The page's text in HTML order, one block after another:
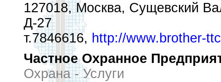
127018, Москва, Сущевский
Д-27
т.7846616, http://www.brother-
Частное Охранное
Охрана - Услуги